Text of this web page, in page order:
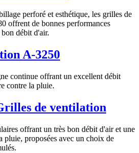
perforé et esthétique, les grilles de
offrent de bonnes performances
débit d'air.
A-3250
continue offrant un excellent débit
contre la pluie.
de ventilation
offrant un très bon débit d'air et une
pluie, proposées avec un choix de